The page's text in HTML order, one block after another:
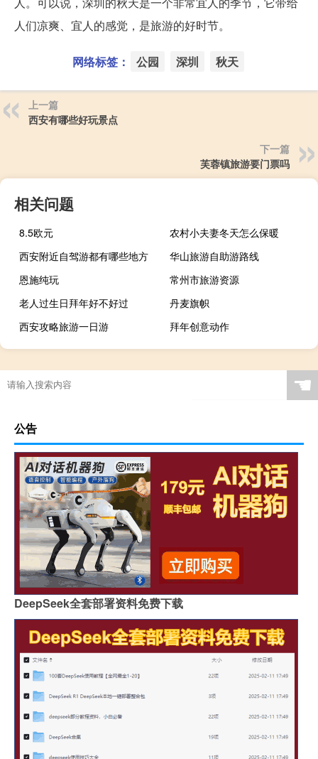
人们凉爽、宜人的感觉，是旅游的好时节。
网络标签： 公园 深圳 秋天
上一篇
西安有哪些好玩景点
下一篇
芙蓉镇旅游要门票吗
相关问题
8.5欧元
农村小夫妻冬天怎么保暖
西安附近自驾游都有哪些地方
华山旅游自助游路线
恩施纯玩
常州市旅游资源
老人过生日拜年好不好过
丹麦旗帜
西安攻略旅游一日游
拜年创意动作
☚
公告
DeepSeek全套部署资料免费下载